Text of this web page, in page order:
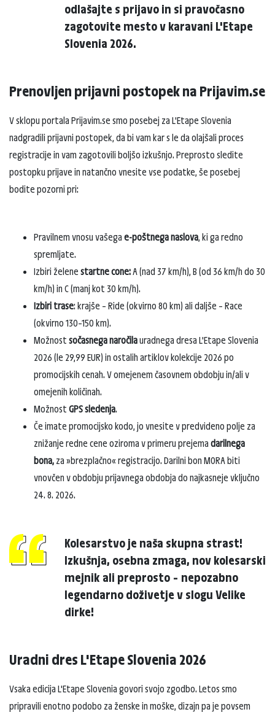
odlašajte s prijavo in si pravočasno
zagotovite mesto v karavani L'Etape
Slovenia 2026.
Prenovljen prijavni postopek na Prijavim.se
V sklopu portala Prijavim.se smo posebej za L'Etape Slovenia
nadgradili prijavni postopek, da bi vam kar s le da olajšali proces
registracije in vam zagotovili boljšo izkušnjo. Preprosto sledite
postopku prijave in natančno vnesite vse podatke, še posebej
bodite pozorni pri:
Pravilnem vnosu vašega e-poštnega naslova, ki ga redno
spremljate.
Izbiri želene startne cone:A (nad 37 km/h), B (od 36 km/h do 30
km/h) in C (manj kot 30 km/h).
Izbiri trase: krajše – Ride (okvirno 80 km) ali daljše – Race
(okvirno 130–150 km).
Možnost sočasnega naročilauradnega dresa L'Etape Slovenia
2026 (le 29,99 EUR) in ostalih artiklov kolekcije 2026 po
promocijskih cenah. V omejenem časovnem obdobju in/ali v
omejenih količinah.
Možnost GPS sledenja.
Če imate promocijsko kodo, jo vnesite v predvideno polje za
znižanje redne cene oziroma v primeru prejema darilnega
bona, za »brezplačno« registracijo. Darilni bon MORA biti
vnovčen v obdobju prijavnega obdobja do najkasneje vključno
24. 8. 2026.
Kolesarstvo je naša skupna strast!
Izkušnja, osebna zmaga, nov kolesarski
mejnik ali preprosto – nepozabno
legendarno doživetje v slogu Velike
dirke!
Uradni dres L'Etape Slovenia 2026
Vsaka edicija L'Etape Slovenia govori svojo zgodbo. Letos smo
pripravili enotno podobo za ženske in moške, dizajn pa je povsem